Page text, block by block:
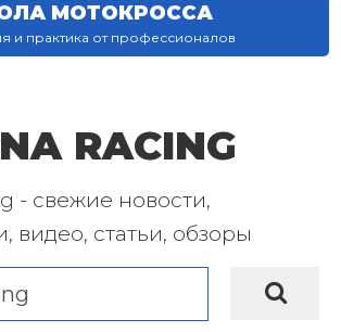
МОТОКРОССА
и практика от профессионалов
RACING
- свежие новости,
видео, статьи, обзоры